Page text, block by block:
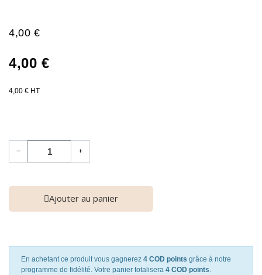
4,00 €
4,00 €
4,00 € HT
− +
Ajouter au panier
En achetant ce produit vous gagnerez 4 COD points grâce à notre
programme de fidélité. Votre panier totalisera 4 COD points.